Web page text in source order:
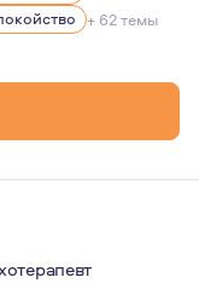
опыта, знаний и
активные
3 детей
+ 62 темы